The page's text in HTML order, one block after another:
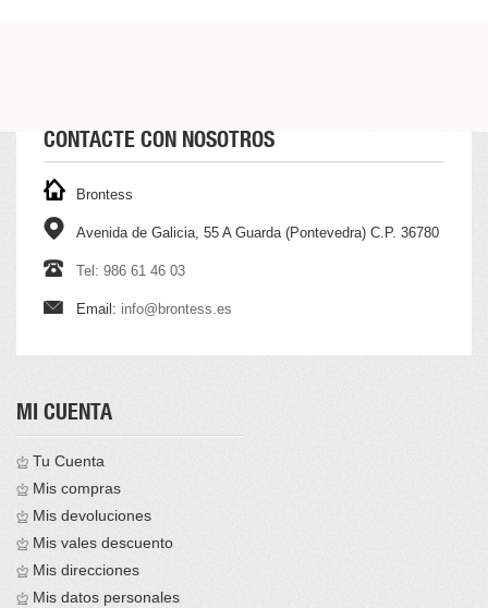
CONTACTE CON NOSOTROS
Brontess
Avenida de Galicia, 55 A Guarda (Pontevedra) C.P. 36780
Tel: 986 61 46 03
Email: info@brontess.es
MI CUENTA
Tu Cuenta
Mis compras
Mis devoluciones
Mis vales descuento
Mis direcciones
Mis datos personales